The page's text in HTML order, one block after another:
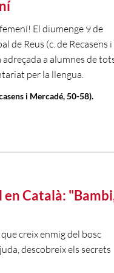
El diumenge 9 de
de Reus (c. de Recasens i
a alumnes de
per la llengua.
i Mercadé, 50-58).
Català:
creix enmig del bosc
descobreix els secrets